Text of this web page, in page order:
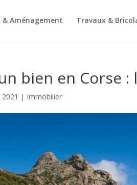
& Aménagement Travaux &
bien en Corse :
| Immobilier